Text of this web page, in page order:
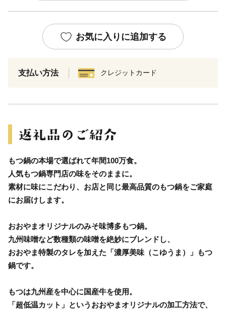
お気に入りに追加する
支払い方法 クレジットカード
もつ鍋の本場で選ばれて年間100万食。
人気もつ鍋専門店の味をそのままに。
素材に味にこだわり、お店と同じ最高品質のもつ鍋をご家庭
にお届けします。
おおやまオリジナルのみそ味博多もつ鍋。
九州味噌など数種類の味噌を絶妙にブレンドし、
おおやま特製のタレを加えた「濃厚美味（こゆうま）」もつ
鍋です。
もつは九州産を中心に国産牛を使用。
「超低温カット」というおおやまオリジナルの加工方法で、